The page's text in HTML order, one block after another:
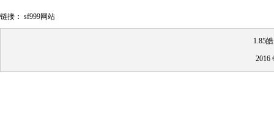
链接： sf999网站
1.85
2016